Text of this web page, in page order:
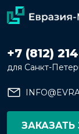
+7 (812)
для Санкт-
ЗАКАЗАТЬ